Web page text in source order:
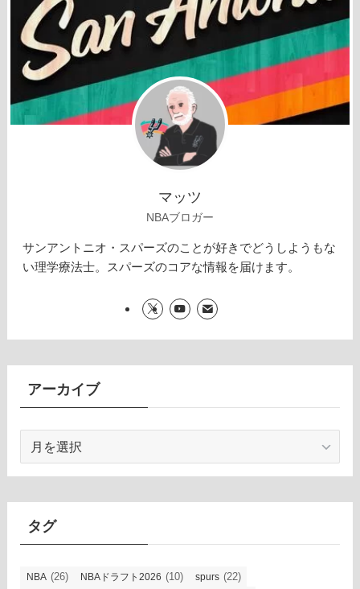
マッツ
NBAブロガー
サンアントニオ・スパーズのことが好きでどうしようもな
い理学療法士。スパーズのコアな情報を届けます。
アーカイブ
カ
イ
タグ
NBA (26) NBAドラフト2026 (10) spurs (22)